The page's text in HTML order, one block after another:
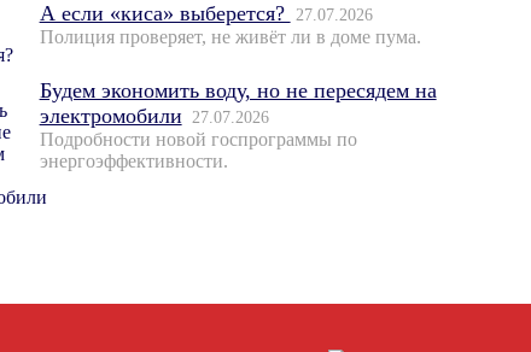
А если «киса» выберется? 27.07.2026
Полиция проверяет, не живёт ли в доме пума.
Будем экономить воду, но не пересядем на
электромобили
27.07.2026
Подробности новой госпрограммы по
энергоэффективности.